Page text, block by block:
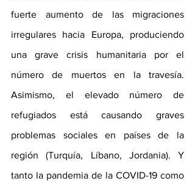
fuerte aumento de las migraciones
irregulares hacia Europa, produciendo
una grave crisis humanitaria por el
número de muertos en la travesía.
Asimismo, el elevado número de
refugiados está causando graves
problemas sociales en países de la
región (Turquía, Líbano, Jordania). Y
tanto la pandemia de la COVID-19 como